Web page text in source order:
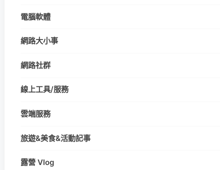
電腦軟體
網路大小事
網路社群
線上工具/服務
雲端服務
旅遊&美食&活動記事
露營 Vlog